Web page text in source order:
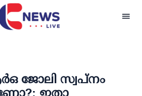
സ്വപ്‌നം
ഇതാ